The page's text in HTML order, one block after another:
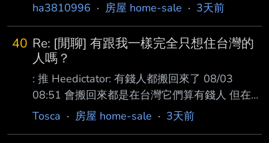
ha3810996 · 房屋 home-sale · 3天前
40 Re: [閒聊] 有跟我一樣完全只想住台灣的
人嗎？
: 推 Heedictator: 有錢人都搬回來了 08/03
08:51 會搬回來都是在台灣它們算有錢人 但在國
外不過是中產以下 在國外過得不夠爽 只好搬回
Tosca · 房屋 home-sale · 3天前